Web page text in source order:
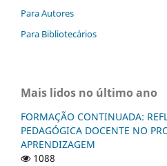
Para Autores
Para Bibliotecários
Mais lidos no último ano
FORMAÇÃO CONTINUADA:
PEDAGÓGICA DOCENTE NO
APRENDIZAGEM
1088